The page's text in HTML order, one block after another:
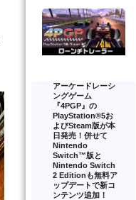
アーケードレーシ
ングゲーム
『4PGP』の
PlayStation®5お
よびSteam版が本
日発売！併せて
Nintendo
Switch™版と
Nintendo Switch
2 Editionも無料ア
ップデートで新コ
ンテンツ追加！